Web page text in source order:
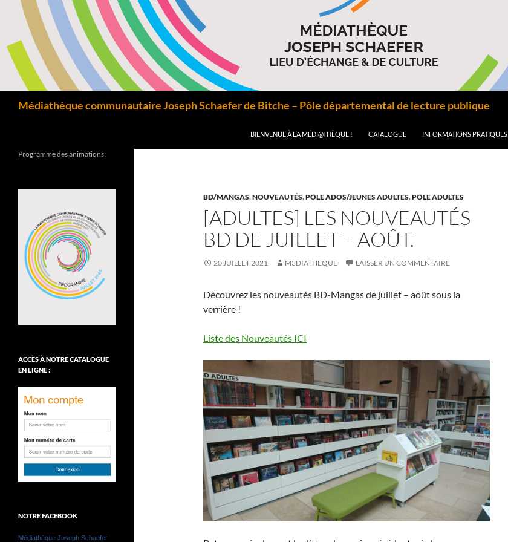
contenu
Médiathèque communautaire Joseph Schaefer de Bitche – Pôle départemental de lecture publique
BIENVENUE À LA MÉDI@THÈQUE ! CATALOGUE INFORMATIONS PRATIQUES
BD/MANGAS,NOUVEAUTÉS,PÔLE ADOS/JEUNES ADULTES,PÔLE ADULTES
[ADULTES] LES NOUVEAUTÉS
BD DE JUILLET – AOÛT.
20 JUILLET 2021 M3DIATHEQUE LAISSER UN COMMENTAIRE
Découvrez les nouveautés BD-Mangas de juillet – août sous la
verrière !
Liste des Nouveautés ICI
Programme des animations :
ACCÈS À NOTRE CATALOGUE
EN LIGNE :
NOTRE FACEBOOK
Médiathèque Joseph Schaefer